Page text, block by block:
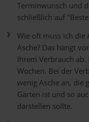
Terminwunsch und
schließlich auf
Wie oft muss ich die
Asche? Das hängt
Ihrem Verbrauch
Wochen. Bei der
wenig Asche an, die
Garten ist und so
darstellen sollte.